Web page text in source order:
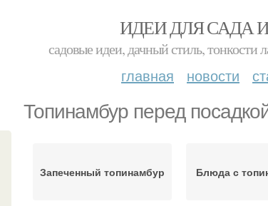
ИДЕИ ДЛЯ САДА
садовые идеи, дачный стиль, тонкости
главная новости
Топинамбур перед
Запеченный топинамбур Блюда с